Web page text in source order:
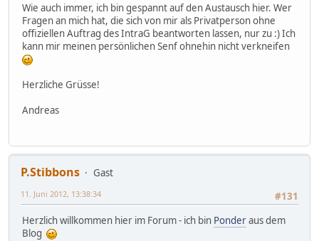
Wie auch immer, ich bin gespannt auf den Austausch hier. Wer
Fragen an mich hat, die sich von mir als Privatperson ohne
offiziellen Auftrag des IntraG beantworten lassen, nur zu :) Ich
kann mir meinen persönlichen Senf ohnehin nicht verkneifen
Herzliche Grüsse!
Andreas
P.Stibbons
Gast
#131
11. Juni 2012, 13:38:34
Herzlich willkommen hier im Forum - ich bin Ponderaus dem
Blog